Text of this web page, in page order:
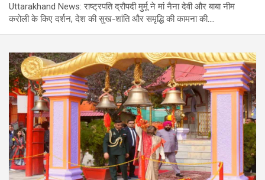
Uttarakhand News: राष्ट्रपति द्रौपदी मुर्मू ने मां नैना देवी और बाबा नीम
करोली के किए दर्शन, देश की सुख-शांति और समृद्धि की कामना की….